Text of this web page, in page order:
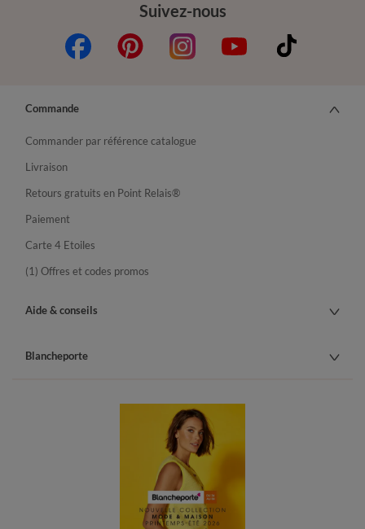
Suivez-nous
Commande
Commander par référence catalogue
Livraison
Retours gratuits en Point Relais®
Paiement
Carte 4 Etoiles
(1) Offres et codes promos
Aide & conseils
Blancheporte